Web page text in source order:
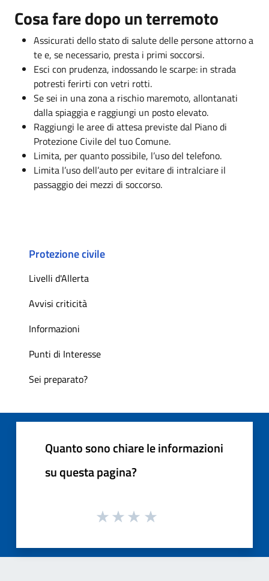
Cosa fare dopo un terremoto
Assicurati dello stato di salute delle persone attorno a
te e, se necessario, presta i primi soccorsi.
Esci con prudenza, indossando le scarpe: in strada
potresti ferirti con vetri rotti.
Se sei in una zona a rischio maremoto, allontanati
dalla spiaggia e raggiungi un posto elevato.
Raggiungi le aree di attesa previste dal Piano di
Protezione Civile del tuo Comune.
Limita, per quanto possibile, l’uso del telefono.
Limita l’uso dell’auto per evitare di intralciare il
passaggio dei mezzi di soccorso.
Protezione civile
Livelli d'Allerta
Avvisi criticità
Informazioni
Punti di Interesse
Sei preparato?
Quanto sono chiare le informazioni
su questa pagina?